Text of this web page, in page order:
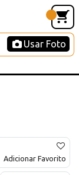
Usar Foto
Adicionar Favorito